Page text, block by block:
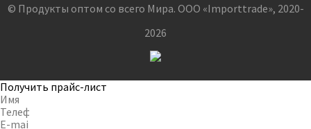
© Продукты оптом со всего Мира. ООО «Importtrade», 2020-
2026
Получить прайс-лист